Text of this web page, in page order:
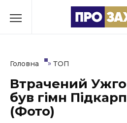
до
Культура
Освіта
Головна » ТОП
Втрачений
був гімн
(Фото)